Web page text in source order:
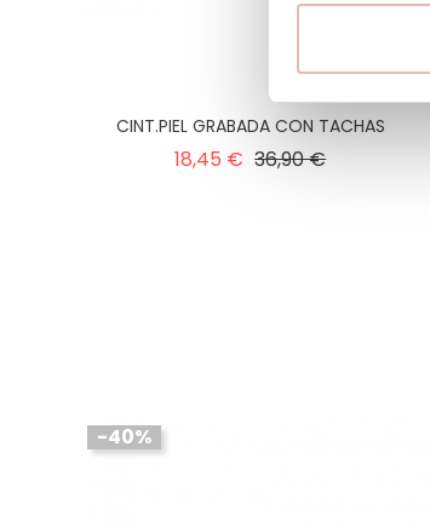
CINT.PIEL GRABADA CON TACHAS
18,45 € Precio
36,90 €Precio
-40%